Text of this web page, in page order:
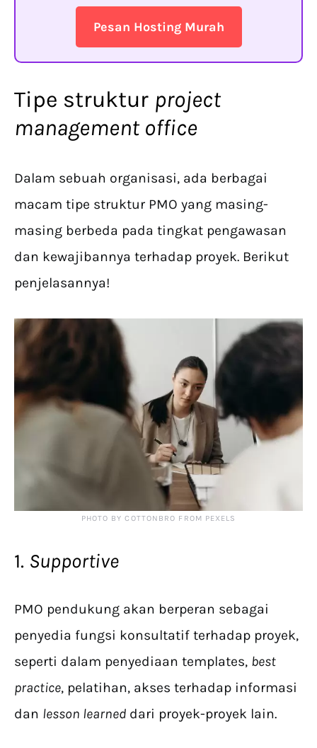
Pesan Hosting Murah
Tipe struktur project
management office
Dalam sebuah organisasi, ada berbagai
macam tipe struktur PMO yang masing-
masing berbeda pada tingkat pengawasan
dan kewajibannya terhadap proyek. Berikut
penjelasannya!
PHOTO BY COTTONBRO FROM PEXELS
1. Supportive
PMO pendukung akan berperan sebagai
penyedia fungsi konsultatif terhadap proyek,
seperti dalam penyediaan templates, best
practice, pelatihan, akses terhadap informasi
dan lesson learned dari proyek-proyek lain.